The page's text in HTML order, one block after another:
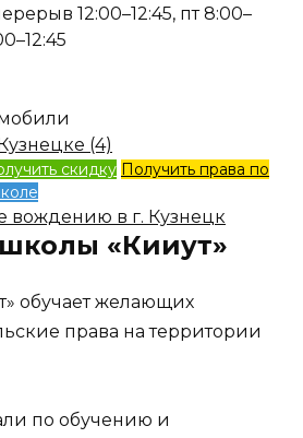
12:00–12:45, пт 8:00–
(4)
скидку Получить права по
вождению в г. Кузнецк
«Кииут»
обучает желающих
права на территории
по обучению и